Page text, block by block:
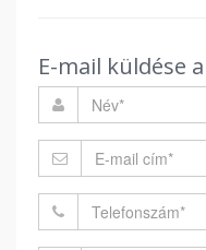
E-mail küldése